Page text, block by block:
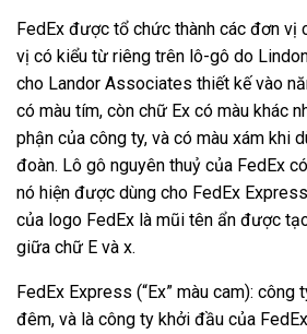
FedEx được tổ chức thành các đơn vị
vị có kiểu từ riêng trên lô-gô do
cho Landor Associates thiết kế vào
có màu tím, còn chữ Ex có màu khác
phận của công ty, và có màu xám khi
đoàn. Lô gô nguyên thuỷ của FedEx
nó hiện được dùng cho FedEx
của logo FedEx là mũi tên ẩn được
giữa chữ E và x.
FedEx Express (“Ex” màu cam): công
đêm, và là công ty khởi đầu của